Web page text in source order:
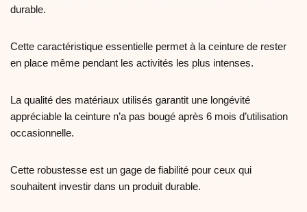
durable.
Cette caractéristique essentielle permet à la ceinture de rester
en place même pendant les activités les plus intenses.
La qualité des matériaux utilisés garantit une longévité
appréciable la ceinture n’a pas bougé après 6 mois d’utilisation
occasionnelle.
Cette robustesse est un gage de fiabilité pour ceux qui
souhaitent investir dans un produit durable.